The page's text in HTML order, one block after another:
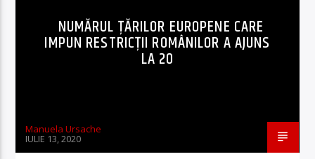
NUMĂRUL ŢĂRILOR EUROPENE CARE
IMPUN RESTRICŢII ROMÂNILOR A AJUNS
LA 20
Manuela Ursache
IULIE 13, 2020